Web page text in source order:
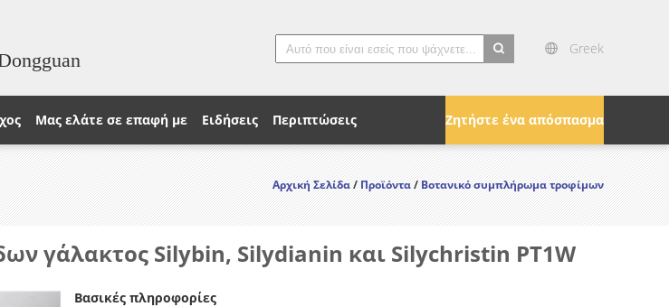
Greek
Ζητήστε ένα απόσπασμα
Μας ελάτε σε επαφή με Ειδήσεις Περιπτώσεις
Αρχική Σελίδα/Προϊόντα/Βοτανικό συμπλήρωμα τροφίμων
γάλακτος Silybin, Silydianin και Silychristin PT1W
Βασικές πληροφορίες